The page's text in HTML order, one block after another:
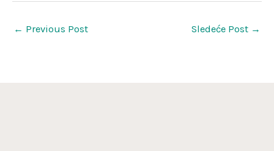
← Previous Post Sledeće Post →